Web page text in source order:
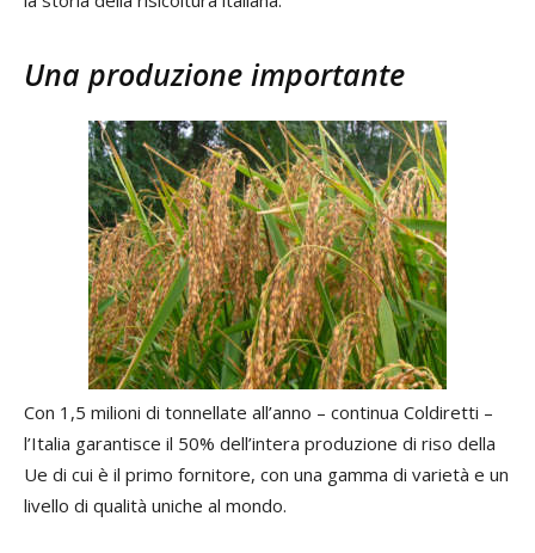
Una produzione importante
Con 1,5 milioni di tonnellate all’anno – continua Coldiretti –
l’Italia garantisce il 50% dell’intera produzione di riso della
Ue di cui è il primo fornitore, con una gamma di varietà e un
livello di qualità uniche al mondo.